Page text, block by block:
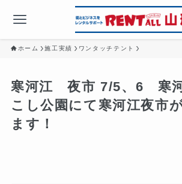
ホーム 施工実績 ワンタッチテント
寒河江 夜市 7/5、6 寒
こし公園にて寒河江夜市
ます！